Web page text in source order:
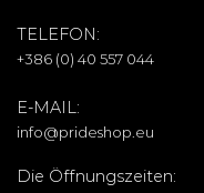
TELEFON:
+386 (0) 40 557 044
E-MAIL:
info@prideshop.eu
Die Öffnungszeiten: